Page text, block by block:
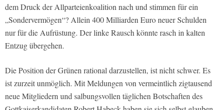
dem Druck der Allparteienkoalition nach und stimmen für ein
„Sondervermögen“? Allein 400 Milliarden Euro neuer Schulden
nur für die Aufrüstung. Der linke Rausch könnte rasch in kalten
Entzug übergehen.
Die Position der Grünen rational darzustellen, ist nicht schwer. Es
ist zurzeit unmöglich. Mit Meldungen von vermeintlich zigtausend
neue Mitgliedern und salbungsvollen täglichen Botschaften des